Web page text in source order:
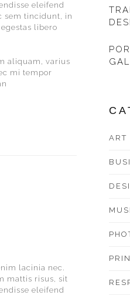
eleifend
sem tincidunt, in
libero
aliquam, varius
mi tempor
lacinia nec.
mattis risus, sit
eleifend
ART